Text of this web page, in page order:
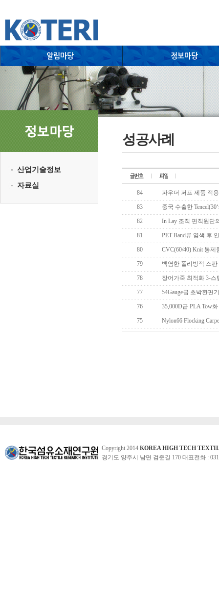
산업기술정보
자료실
성공사례
84 파우더 퍼프 제품 적
83 중국 수출한
82 In Lay 조직 편직원단
81 PET Band류 염색 후
80 CVC(60/40) Knit 봉제
79 백염한 폴리방적 스
78 장어가죽 최적화 3-
77 54Gauge급 초박환편
76 35,000D급 PLA Tow
75 Nylon66 Flocking
Copyright 2014 KOREA HIGH TECH
경기도 양주시 남면 검준길 170 대표전화 :